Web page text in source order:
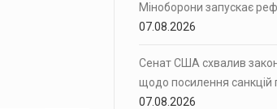
Міноборони запускає
07.08.2026
Сенат США схвалив
щодо посилення санкцій
07.08.2026